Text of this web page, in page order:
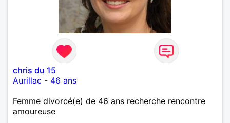
chris du 15
Aurillac - 46 ans
Femme divorcé(e) de 46 ans recherche rencontre
amoureuse